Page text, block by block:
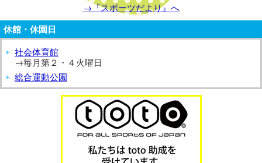
→『スポーツだより』へ
休館・休園日
社会体育館
→毎月第２・４火曜日
総合運動公園